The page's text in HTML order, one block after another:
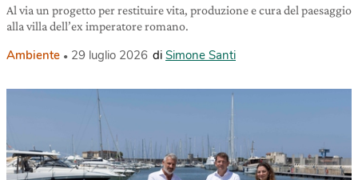
Al via un progetto per restituire vita, produzione e cura del paesaggio
alla villa dell’ex imperatore romano.
Ambiente 29 luglio 2026 di Simone Santi